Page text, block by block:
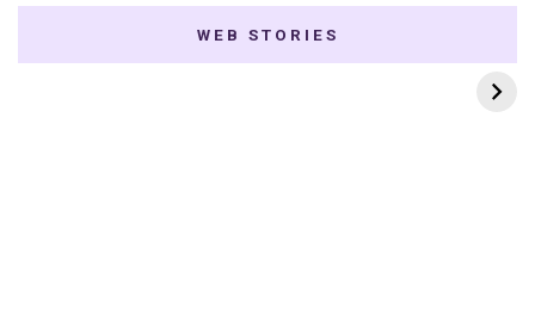
WEB STORIES
7 K-dramas Enemies
to Lovers
Thai Dramas com
First e Khaotung